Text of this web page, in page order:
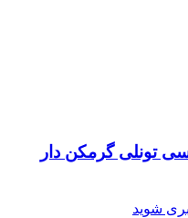
تونلی گرمکن دار
شوید